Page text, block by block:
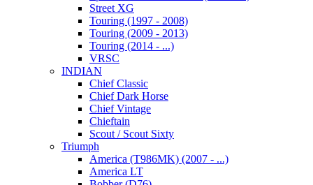
Street XG
Touring (1997 - 2008)
Touring (2009 - 2013)
Touring (2014 - ...)
VRSC
INDIAN
Chief Classic
Chief Dark Horse
Chief Vintage
Chieftain
Scout / Scout Sixty
Triumph
America (T986MK) (2007 - ...)
America LT